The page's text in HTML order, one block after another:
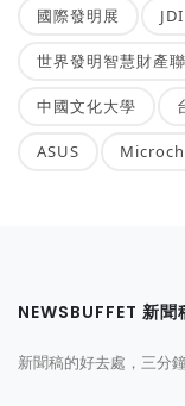
國際發明展
世界發明智慧財產
中國文化大學
ASUS
NEWSBUFFET 新聞
新聞稿的好去處，三分